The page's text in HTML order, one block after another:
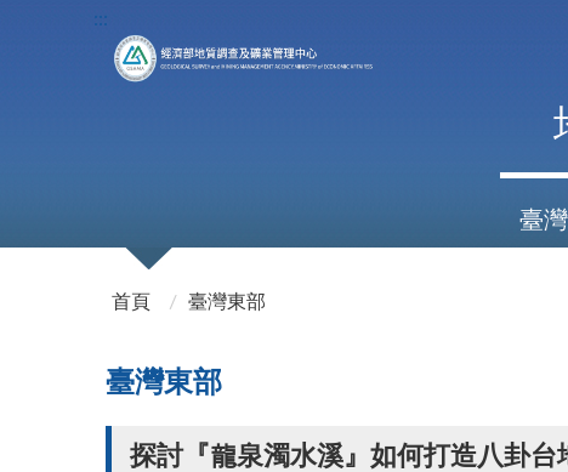
:::
臺
首頁
臺灣東部
臺灣東部
探討『龍泉濁水溪』如何打造八卦台